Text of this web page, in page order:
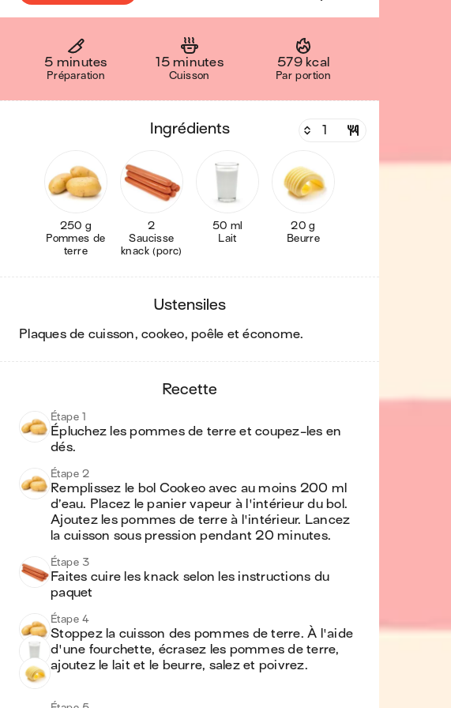
5 minutes
Préparation
15 minutes
Cuisson
579 kcal
Par portion
ingrédients
250 g
Pommes de
terre
2
Saucisse
knack (porc)
50 ml
Lait
20 g
Beurre
ustensiles
plaques de cuisson, cookeo, poêle et économe.
recette
Étape 1
Épluchez les pommes de terre et coupez-les en
dés.
Étape 2
Remplissez le bol Cookeo avec au moins 200 ml
d’eau. Placez le panier vapeur à l'intérieur du bol.
Ajoutez les pommes de terre à l'intérieur. Lancez
la cuisson sous pression pendant 20 minutes.
Étape 3
Faites cuire les knack selon les instructions du
paquet
Étape 4
Stoppez la cuisson des pommes de terre. À l'aide
d'une fourchette, écrasez les pommes de terre,
ajoutez le lait et le beurre, salez et poivrez.